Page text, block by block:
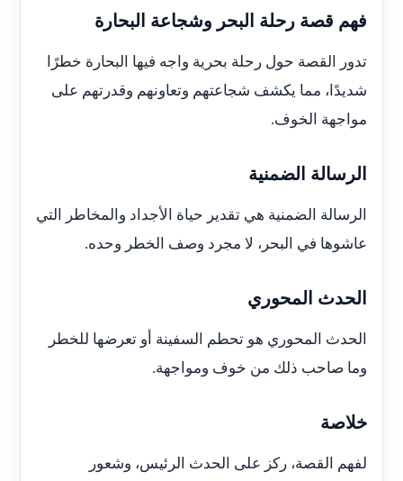
فهم قصة رحلة البحر وشجاعة البحارة
تدور القصة حول رحلة بحرية واجه فيها البحارة خطرًا
شديدًا، مما يكشف شجاعتهم وتعاونهم وقدرتهم على
مواجهة الخوف.
الرسالة الضمنية
الرسالة الضمنية هي تقدير حياة الأجداد والمخاطر التي
عاشوها في البحر، لا مجرد وصف الخطر وحده.
الحدث المحوري
الحدث المحوري هو تحطم السفينة أو تعرضها للخطر
وما صاحب ذلك من خوف ومواجهة.
خلاصة
لفهم القصة، ركز على الحدث الرئيس، وشعور